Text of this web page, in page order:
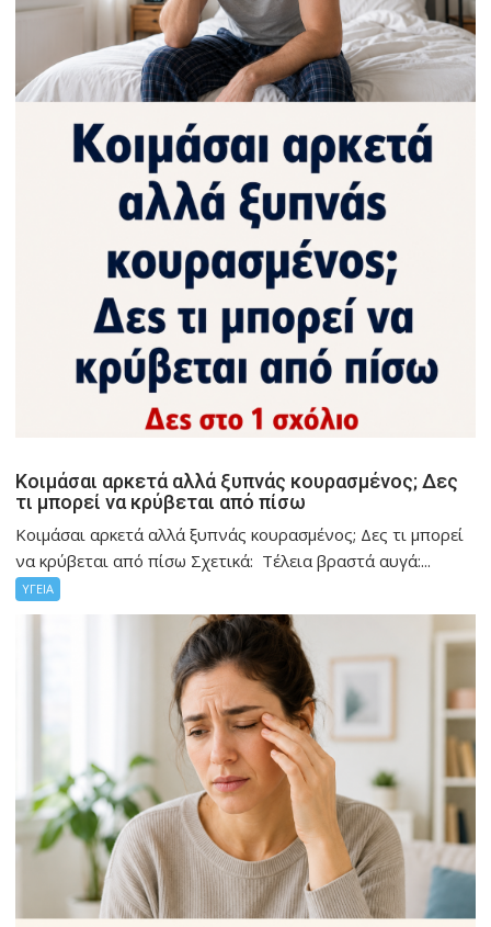
Κοιμάσαι αρκετά αλλά ξυπνάς κουρασμένος; Δες
τι μπορεί να κρύβεται από πίσω
Κοιμάσαι αρκετά αλλά ξυπνάς κουρασμένος; Δες τι μπορεί
να κρύβεται από πίσω Σχετικά: Τέλεια βραστά αυγά:...
ΥΓΕΙΑ